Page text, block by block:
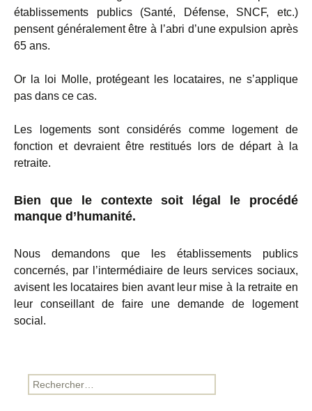
établissements publics (Santé, Défense, SNCF, etc.)
pensent généralement être à l’abri d’une expulsion après
65 ans.
Or la loi Molle, protégeant les locataires, ne s’applique
pas dans ce cas.
Les logements sont considérés comme logement de
fonction et devraient être restitués lors de départ à la
retraite.
Bien que le contexte soit légal le procédé
manque d’humanité.
Nous demandons que les établissements publics
concernés, par l’intermédiaire de leurs services sociaux,
avisent les locataires bien avant leur mise à la retraite en
leur conseillant de faire une demande de logement
social.